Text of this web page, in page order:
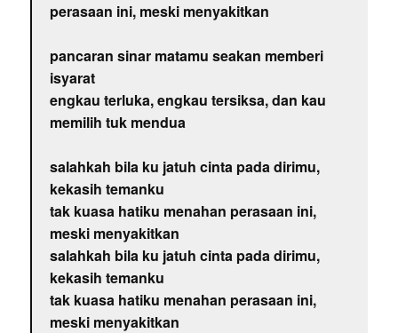
perasaan ini, meski menyakitkan
pancaran sinar matamu seakan memberi
isyarat
engkau terluka, engkau tersiksa, dan kau
memilih tuk mendua
salahkah bila ku jatuh cinta pada dirimu,
kekasih temanku
tak kuasa hatiku menahan perasaan ini,
meski menyakitkan
salahkah bila ku jatuh cinta pada dirimu,
kekasih temanku
tak kuasa hatiku menahan perasaan ini,
meski menyakitkan